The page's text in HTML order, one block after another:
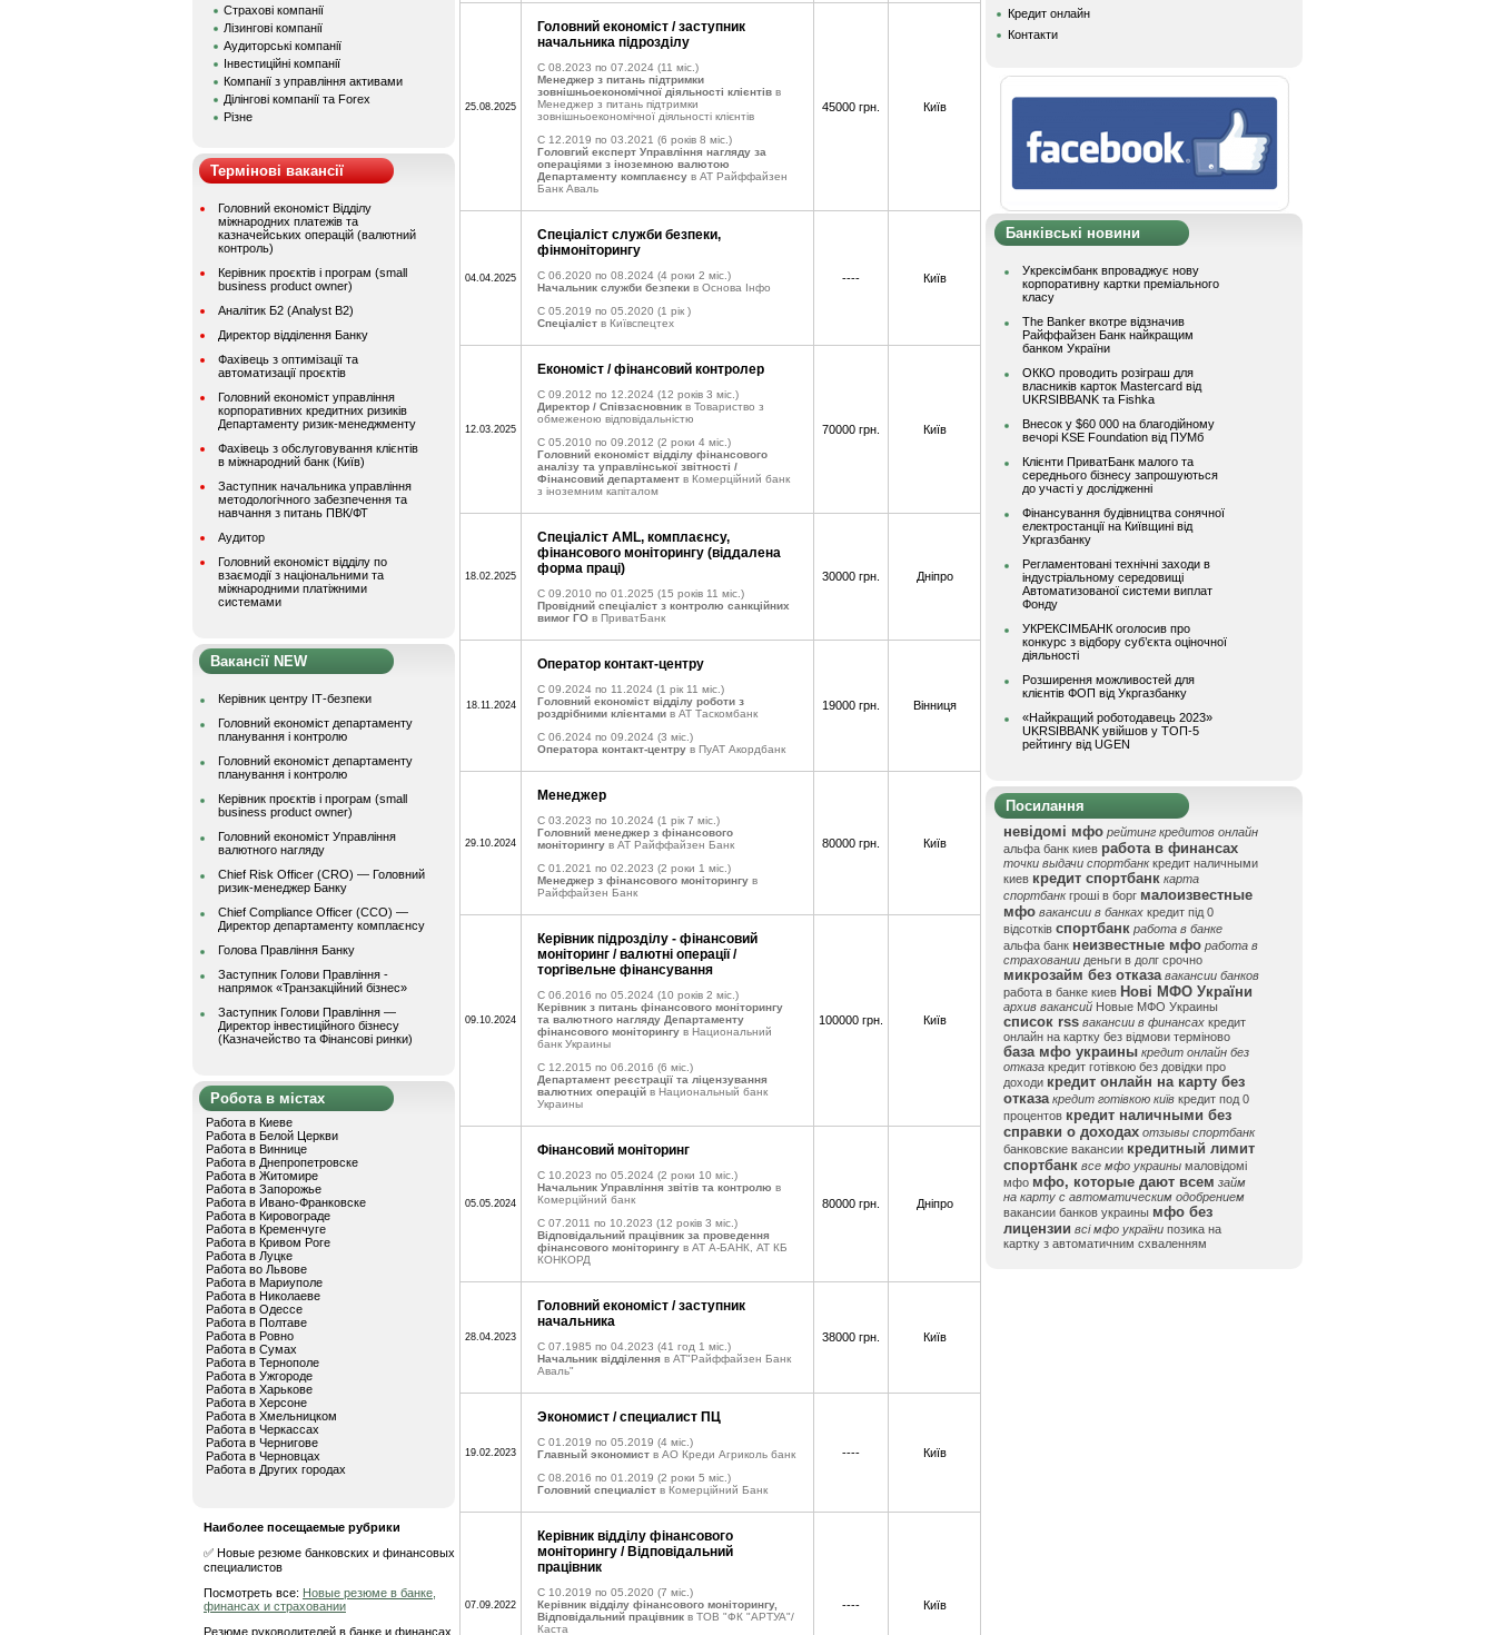
Страхові компанії
Лізингові компанії
Аудиторські компанії
Інвестиційні компанії
Компанії з управління активами
Ділінгові компанії та Forex
Різне
Термінові вакансії
Головний економіст Відділу
міжнародних платежів та
казначейських операцій (валютний
контроль)
Керівник проєктів і програм (small
business product owner)
Аналітик Б2 (Analyst B2)
Директор відділення Банку
Фахівець з оптимізації та
автоматизації проєктів
Головний економіст управління
корпоративних кредитних ризиків
Департаменту ризик-менеджменту
Фахівець з обслуговування клієнтів
в міжнародний банк (Київ)
Заступник начальника управління
методологічного забезпечення та
навчання з питань ПВК/ФТ
Аудитор
Головний економіст відділу по
взаємодії з національними та
міжнародними платіжними
системами
Вакансії NEW
Керівник центру ІТ-безпеки
Головний економіст департаменту
планування і контролю
Головний економіст департаменту
планування і контролю
Керівник проєктів і програм (small
business product owner)
Головний економіст Управління
валютного нагляду
Chief Risk Officer (CRO) — Головний
ризик-менеджер Банку
Chief Compliance Officer (CCO) —
Директор департаменту комплаєнсу
Голова Правління Банку
Заступник Голови Правління -
напрямок «Транзакційний бізнес»
Заступник Голови Правління —
Директор інвестиційного бізнесу
(Казначейство та Фінансові ринки)
Робота в містах
Работа в Киеве
Работа в Белой Церкви
Работа в Виннице
Работа в Днепропетровске
Работа в Житомире
Работа в Запорожье
Работа в Ивано-Франковске
Работа в Кировограде
Работа в Кременчуге
Работа в Кривом Роге
Работа в Луцке
Работа во Львове
Работа в Мариуполе
Работа в Николаеве
Работа в Одессе
Работа в Полтаве
Работа в Ровно
Работа в Сумах
Работа в Тернополе
Работа в Ужгороде
Работа в Харькове
Работа в Херсоне
Работа в Хмельницком
Работа в Черкассах
Работа в Чернигове
Работа в Черновцах
Работа в Других городах
Наиболее посещаемые рубрики
✅ Новые резюме банковских и финансовых
специалистов
Посмотреть все: Новые резюме в банке,
финансах и страховании
Резюме руководителей в банке и финансах
25.08.2025
Головний економіст / заступник
начальника підрозділу
C 08.2023 по 07.2024 (11 міс.)
Менеджер з питань підтримки
зовнішньоекономічної діяльності клієнтів в
Менеджер з питань підтримки
зовнішньоекономічної діяльності клієнтів
C 12.2019 по 03.2021 (6 років 8 міс.)
Головгий експерт Управління нагляду за
операціями з іноземною валютою
Департаменту комплаєнсу в АТ Райффайзен
Банк Аваль
45000 грн. Київ
04.04.2025
Спеціаліст служби безпеки,
фінмоніторингу
C 06.2020 по 08.2024 (4 роки 2 міс.)
Начальник служби безпеки в Основа Інфо
C 05.2019 по 05.2020 (1 рік )
Спеціаліст в Київспецтех
---- Київ
12.03.2025
Економіст / фінансовий контролер
C 09.2012 по 12.2024 (12 років 3 міс.)
Директор / Співзасновник в Товариство з
обмеженою відповідальністю
C 05.2010 по 09.2012 (2 роки 4 міс.)
Головний економіст відділу фінансового
аналізу та управлінської звітності /
Фінансовий департамент в Комерційний банк
з іноземним капіталом
70000 грн. Київ
18.02.2025
Спеціаліст AML, комплаєнсу,
фінансового моніторингу (віддалена
форма праці)
C 09.2010 по 01.2025 (15 років 11 міс.)
Провідний спеціаліст з контролю санкційних
вимог ГО в ПриватБанк
30000 грн. Дніпро
18.11.2024
Оператор контакт-центру
C 09.2024 по 11.2024 (1 рік 11 міс.)
Головний економіст відділу роботи з
роздрібними клієнтами в АТ Таскомбанк
C 06.2024 по 09.2024 (3 міс.)
Оператора контакт-центру в ПуАТ Акордбанк
19000 грн. Вінниця
29.10.2024
Менеджер
C 03.2023 по 10.2024 (1 рік 7 міс.)
Головний менеджер з фінансового
моніторингу в АТ Райффайзен Банк
C 01.2021 по 02.2023 (2 роки 1 міс.)
Менеджер з фінансового моніторингу в
Райффайзен Банк
80000 грн. Київ
09.10.2024
Керівник підрозділу - фінансовий
моніторинг / валютні операції /
торгівельне фінансування
C 06.2016 по 05.2024 (10 років 2 міс.)
Керівник з питань фінансового моніторингу
та валютного нагляду Департаменту
фінансового моніторингу в Национальний
банк Украины
C 12.2015 по 06.2016 (6 міс.)
Департамент реєстрації та ліцензування
валютних операцій в Национальный банк
Украины
100000 грн. Київ
05.05.2024
Фінансовий моніторинг
C 10.2023 по 05.2024 (2 роки 10 міс.)
Начальник Управління звітів та контролю в
Комерційний банк
C 07.2011 по 10.2023 (12 років 3 міс.)
Відповідальний працівник за проведення
фінансового моніторингу в АТ А-БАНК, АТ КБ
КОНКОРД
80000 грн. Дніпро
28.04.2023
Головний економіст / заступник
начальника
C 07.1985 по 04.2023 (41 год 1 міс.)
Начальник відділення в АТ"Райффайзен Банк
Аваль"
38000 грн. Київ
19.02.2023
Экономист / специалист ПЦ
C 01.2019 по 05.2019 (4 міс.)
Главный экономист в АО Креди Агриколь банк
C 08.2016 по 01.2019 (2 роки 5 міс.)
Головний специаліст в Комерційний Банк
---- Київ
07.09.2022
Керівник відділу фінансового
моніторингу / Відповідальний
працівник
C 10.2019 по 05.2020 (7 міс.)
Керівник відділу фінансового моніторингу,
Відповідальний працівник в ТОВ "ФК "АРТУА"/
Каста
---- Київ
Кредит онлайн
Контакти
Банківські новини
Укрексімбанк впроваджує нову
корпоративну картки преміального
класу
The Banker вкотре відзначив
Райффайзен Банк найкращим
банком України
ОККО проводить розіграш для
власників карток Mastercard від
UKRSIBBANK та Fishka
Внесок у $60 000 на благодійному
вечорі KSE Foundation від ПУМб
Клієнти ПриватБанк малого та
середнього бізнесу запрошуються
до участі у дослідженні
Фінансування будівництва сонячної
електростанції на Київщині від
Укргазбанку
Регламентовані технічні заходи в
індустріальному середовищі
Автоматизованої системи виплат
Фонду
УКРЕКСІМБАНК оголосив про
конкурс з відбору суб’єкта оціночної
діяльності
Розширення можливостей для
клієнтів ФОП від Укргазбанку
«Найкращий роботодавець 2023»
UKRSIBBANK увійшов у ТОП-5
рейтингу від UGEN
Посилання
невідомі мфо рейтинг кредитов онлайн
альфа банк киев работа в финансах
точки выдачи спортбанк кредит наличными
киев кредит спортбанк карта
спортбанк гроші в борг малоизвестные
мфо вакансии в банках кредит під 0
відсотків спортбанк работа в банке
альфа банк неизвестные мфо работа в
страховании деньги в долг срочно
микрозайм без отказа вакансии банков
работа в банке киев Нові МФО України
архив вакансий Новые МФО Украины
список rss вакансии в финансах кредит
онлайн на картку без відмови терміново
база мфо украины кредит онлайн без
отказа кредит готівкою без довідки про
доходи кредит онлайн на карту без
отказа кредит готівкою київ кредит под 0
процентов кредит наличными без
справки о доходах отзывы спортбанк
банковские вакансии кредитный лимит
спортбанк все мфо украины маловідомі
мфо мфо, которые дают всем займ
на карту с автоматическим одобрением
вакансии банков украины мфо без
лицензии всі мфо україни позика на
картку з автоматичним схваленням